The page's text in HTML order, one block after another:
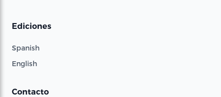
Ediciones
Spanish
English
Contacto